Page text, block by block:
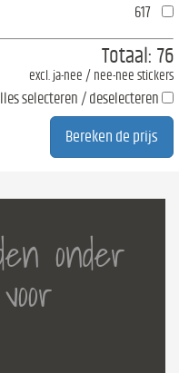
617
Totaal: 76
excl. ja-nee / nee-nee stickers
selecteren / deselecteren
onder